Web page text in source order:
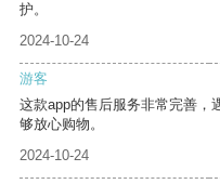
护。
2024-10-24
游客
这款app的售后服务非常完善，
够放心购物。
2024-10-24